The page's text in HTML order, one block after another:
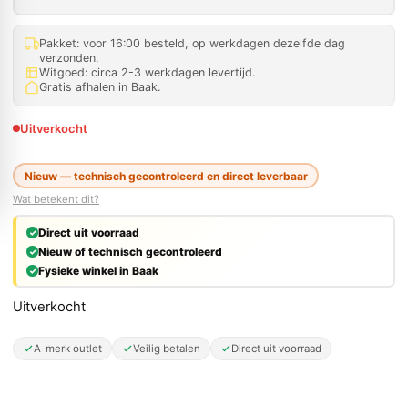
Pakket: voor 16:00 besteld, op werkdagen dezelfde dag
verzonden.
Witgoed: circa 2-3 werkdagen levertijd.
Gratis afhalen in Baak.
Uitverkocht
Nieuw — technisch gecontroleerd en direct leverbaar
Wat betekent dit?
Direct uit voorraad
Nieuw of technisch gecontroleerd
Fysieke winkel in Baak
Uitverkocht
A-merk outlet Veilig betalen Direct uit voorraad